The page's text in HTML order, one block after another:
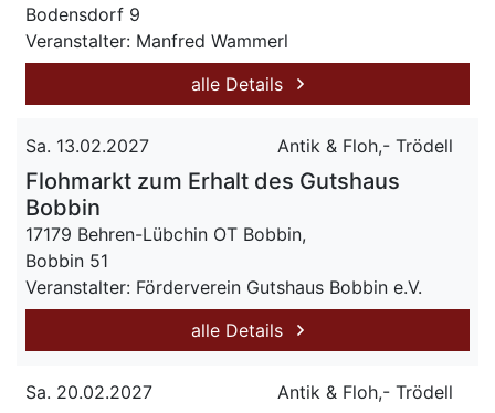
Bodensdorf 9
Veranstalter: Manfred Wammerl
alle Details
Sa. 13.02.2027 Antik & Floh,- Trödell
Flohmarkt zum Erhalt des Gutshaus
Bobbin
17179 Behren-Lübchin OT Bobbin,
Bobbin 51
Veranstalter: Förderverein Gutshaus Bobbin e.V.
alle Details
Sa. 20.02.2027 Antik & Floh,- Trödell